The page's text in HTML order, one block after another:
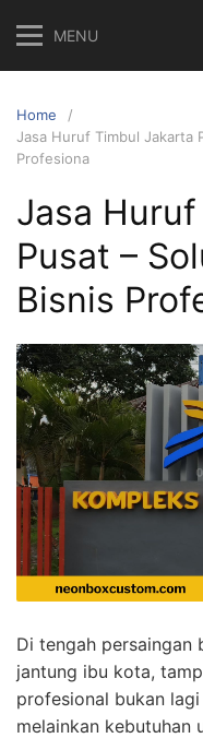
content
MENU
Home
Jasa Huruf Timbul Jakarta
Profesiona
Jasa
Pusat –
Bisnis
Di tengah persaingan
jantung ibu kota,
profesional bukan
melainkan kebutuhan